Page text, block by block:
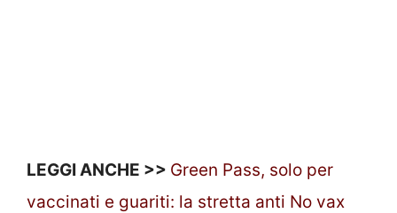
LEGGI ANCHE >> Green Pass, solo per
vaccinati e guariti: la stretta anti No vax